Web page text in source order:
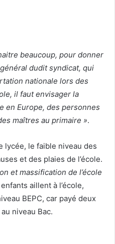
beaucoup, pour donner
dudit syndicat, qui
nationale lors des
il faut envisager la
en Europe, des personnes
maîtres au primaire ».
lycée, le faible niveau des
et des plaies de l’école.
et massification de l’école
aillent à l’école,
BEPC, car payé deux
niveau Bac.